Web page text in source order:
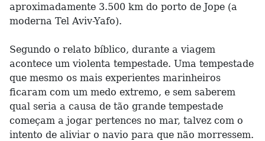
aproximadamente 3.500 km do porto de Jope (a
moderna Tel Aviv-Yafo).
Segundo o relato bíblico, durante a viagem
acontece um violenta tempestade. Uma tempestade
que mesmo os mais experientes marinheiros
ficaram com um medo extremo, e sem saberem
qual seria a causa de tão grande tempestade
começam a jogar pertences no mar, talvez com o
intento de aliviar o navio para que não morressem.